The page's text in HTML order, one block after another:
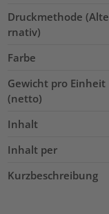
Druckmethode (Alte
rnativ)
Farbe
Gewicht pro Einheit
(netto)
Inhalt
Inhalt per
Kurzbeschreibung